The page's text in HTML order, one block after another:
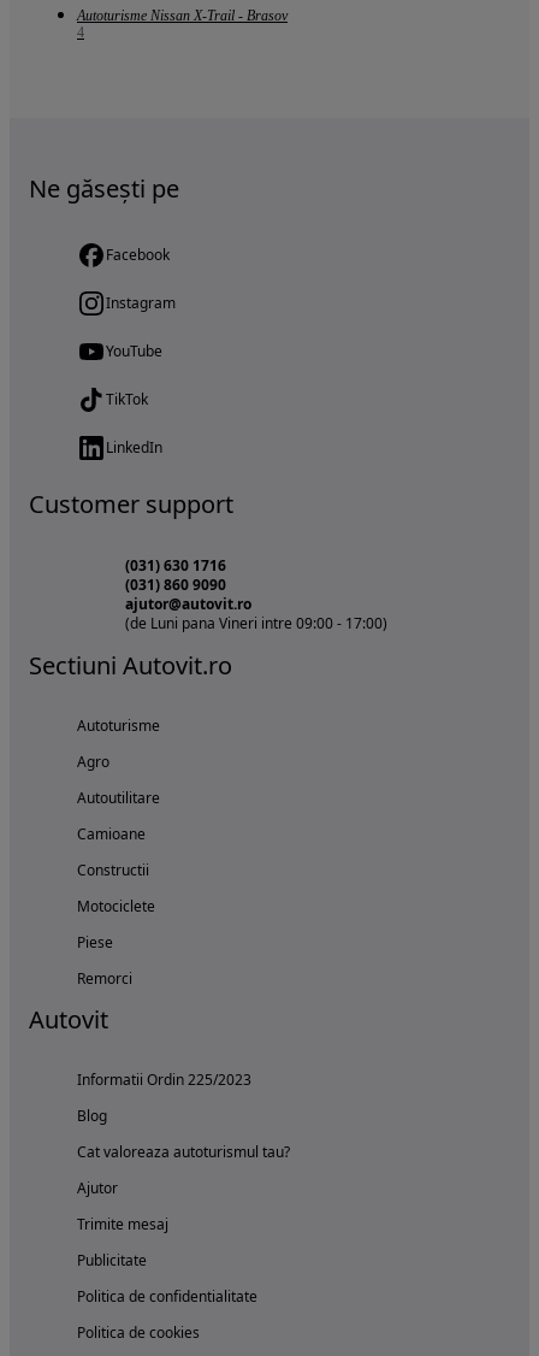
Autoturisme Nissan X-Trail - Brasov
4
Ne găsești pe
Facebook
Instagram
YouTube
TikTok
LinkedIn
Customer support
(031) 630 1716
(031) 860 9090
ajutor@autovit.ro
(de Luni pana Vineri intre 09:00 - 17:00)
Sectiuni Autovit.ro
Autoturisme
Agro
Autoutilitare
Camioane
Constructii
Motociclete
Piese
Remorci
Autovit
Informatii Ordin 225/2023
Blog
Cat valoreaza autoturismul tau?
Ajutor
Trimite mesaj
Publicitate
Politica de confidentialitate
Politica de cookies